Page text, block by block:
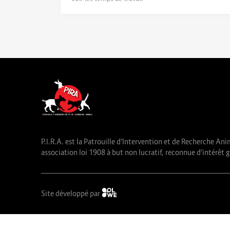
P.I.R.A. est la Patrouille d’Intervention et de Recherche
association loi 1908 à but non lucratif, reconnue d’intérêt
Site développé par